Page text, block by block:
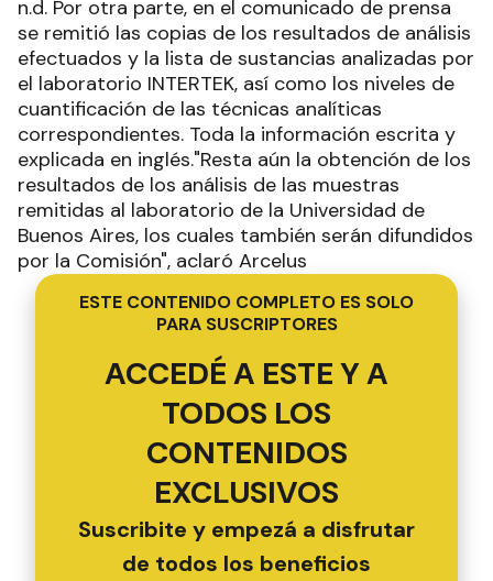
n.d. Por otra parte, en el comunicado de prensa
se remitió las copias de los resultados de análisis
efectuados y la lista de sustancias analizadas por
el laboratorio INTERTEK, así como los niveles de
cuantificación de las técnicas analíticas
correspondientes. Toda la información escrita y
explicada en inglés."Resta aún la obtención de los
resultados de los análisis de las muestras
remitidas al laboratorio de la Universidad de
Buenos Aires, los cuales también serán difundidos
por la Comisión", aclaró Arcelus
ESTE CONTENIDO COMPLETO ES SOLO
PARA SUSCRIPTORES
ACCEDÉ A ESTE Y A
TODOS LOS
CONTENIDOS
EXCLUSIVOS
Suscribite y empezá a disfrutar
de todos los beneficios